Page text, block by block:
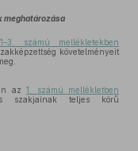
meghatározása
1–3. számú mellékletekben
követelményeit
az 1. számú mellékletben
szakjainak teljes körű